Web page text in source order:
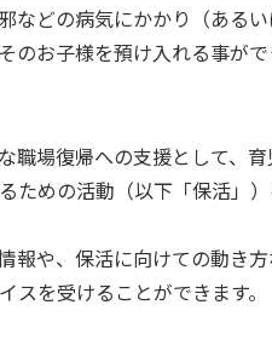
などの病気にかかり（ある
のお子様を預け入れる事が
職場復帰への支援として、
ための活動（以下「保活」
や、保活に向けての動き方
を受けることができます。